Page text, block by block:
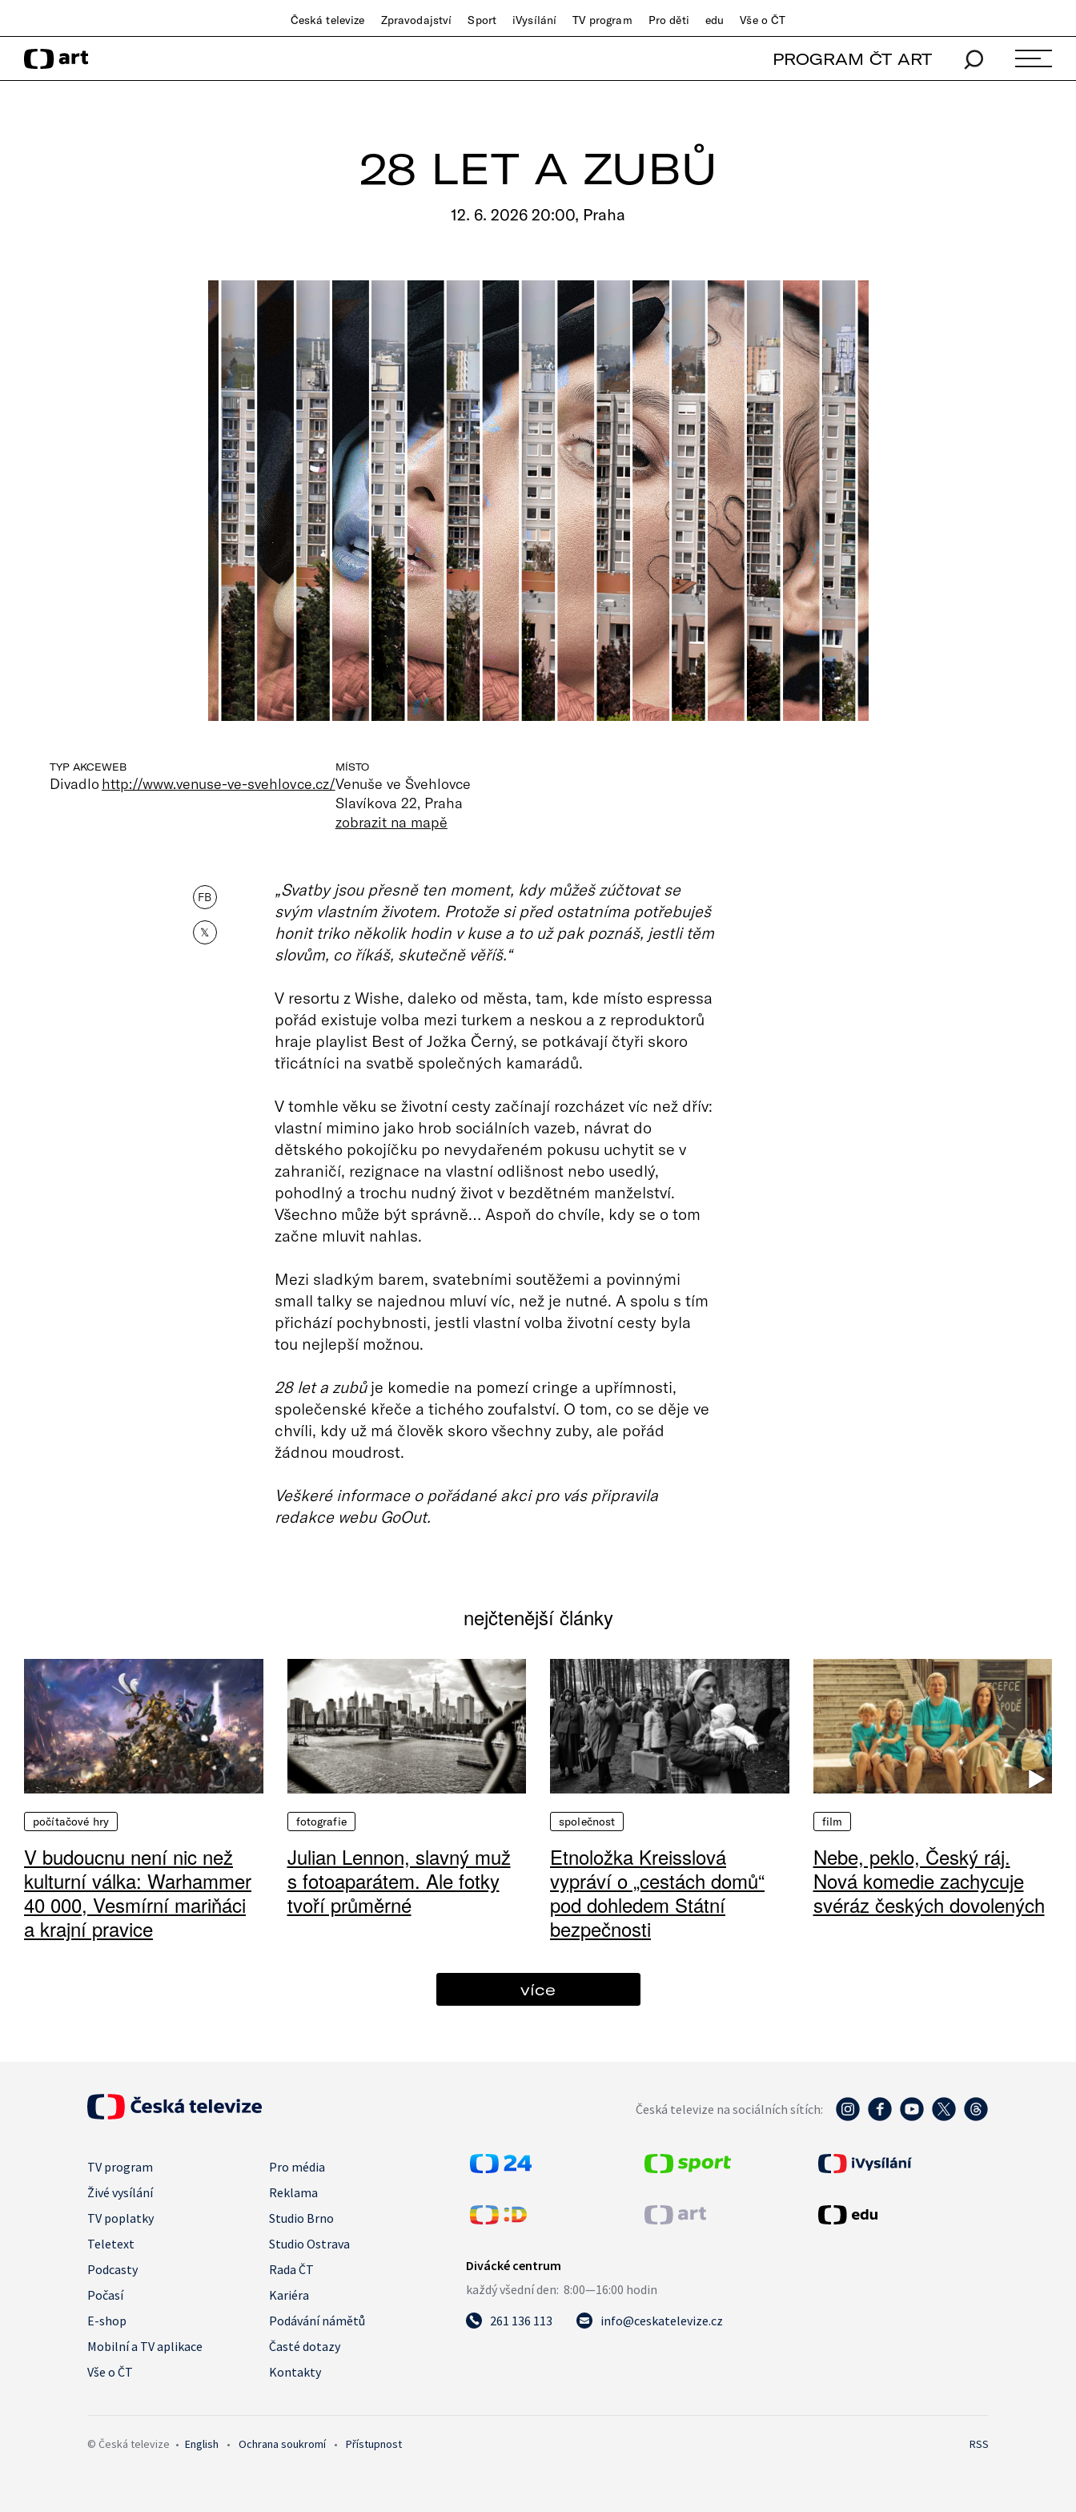
Česká televize Zpravodajství Sport iVysílání TV program Pro děti edu Vše o ČT
PROGRAM ČT ART
28 LET A ZUBŮ
12. 6. 2026 20:00, Praha
TYP AKCE
Divadlo
WEB
http://www.venuse-ve-svehlovce.cz/
MÍSTO
Venuše ve Švehlovce
Slavíkova 22, Praha
zobrazit na mapě
FB
𝕏
„Svatby jsou přesně ten moment, kdy můžeš zúčtovat se
svým vlastním životem. Protože si před ostatníma potřebuješ
honit triko několik hodin v kuse a to už pak poznáš, jestli těm
slovům, co říkáš, skutečně věříš.“
V resortu z Wishe, daleko od města, tam, kde místo espressa
pořád existuje volba mezi turkem a neskou a z reproduktorů
hraje playlist Best of Jožka Černý, se potkávají čtyři skoro
třicátníci na svatbě společných kamarádů.
V tomhle věku se životní cesty začínají rozcházet víc než dřív:
vlastní mimino jako hrob sociálních vazeb, návrat do
dětského pokojíčku po nevydařeném pokusu uchytit se v
zahraničí, rezignace na vlastní odlišnost nebo usedlý,
pohodlný a trochu nudný život v bezdětném manželství.
Všechno může být správně… Aspoň do chvíle, kdy se o tom
začne mluvit nahlas.
Mezi sladkým barem, svatebními soutěžemi a povinnými
small talky se najednou mluví víc, než je nutné. A spolu s tím
přichází pochybnosti, jestli vlastní volba životní cesty byla
tou nejlepší možnou.
28 let a zubůje komedie na pomezí cringe a upřímnosti,
společenské křeče a tichého zoufalství. O tom, co se děje ve
chvíli, kdy už má člověk skoro všechny zuby, ale pořád
žádnou moudrost.
Veškeré informace o pořádané akci pro vás připravila
redakce webu GoOut.
nejčtenější články
počítačové hry
V budoucnu není nic než
kulturní válka: Warhammer
40 000, Vesmírní mariňáci
a krajní pravice
fotografie
Julian Lennon, slavný muž
s fotoaparátem. Ale fotky
tvoří průměrné
společnost
Etnoložka Kreisslová
vypráví o „cestách domů“
pod dohledem Státní
bezpečnosti
film
Nebe, peklo, Český ráj.
Nová komedie zachycuje
svéráz českých dovolených
více
Česká televize na sociálních sítích:
TV program
Pro média
Živé vysílání
Reklama
TV poplatky
Studio Brno
Teletext
Studio Ostrava
Podcasty
Rada ČT
Počasí
Kariéra
E-shop
Podávání námětů
Mobilní a TV aplikace
Časté dotazy
Vše o ČT
Kontakty
261 136 113 info@ceskatelevize.cz
© Česká televize • English • Ochrana soukromí • Přístupnost RSS